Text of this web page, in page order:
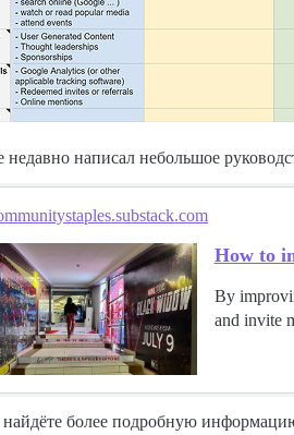
недавно написал небольшое
How to
By
and invite
более подробную